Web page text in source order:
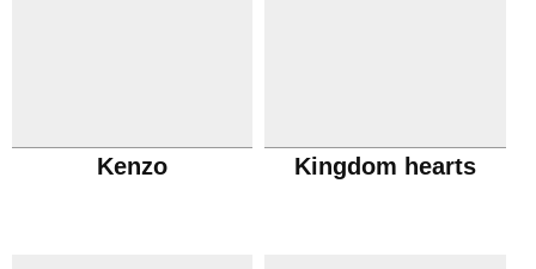
Kenzo Kingdom hearts